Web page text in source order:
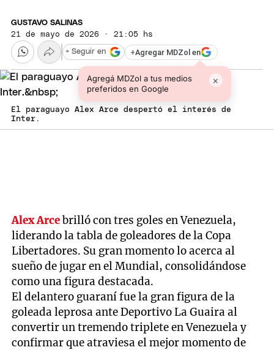
GUSTAVO SALINAS
21 de mayo de 2026 · 21:05 hs
+Agregar MDZol en
Agregá MDZol a tus medios
preferidos en Google
×
+ Seguir en
El paraguayo Alex Arce despertó el interés de
Inter.
Alex Arcebrilló con tres goles en Venezuela,
liderando la tabla de goleadores de la Copa
Libertadores. Su gran momento lo acerca al
sueño de jugar en el Mundial, consolidándose
como una figura destacada.
El delantero guaraní fue la gran figura de la
goleada leprosa ante Deportivo La Guaira al
convertir un tremendo triplete en Venezuela y
confirmar que atraviesa el mejor momento de